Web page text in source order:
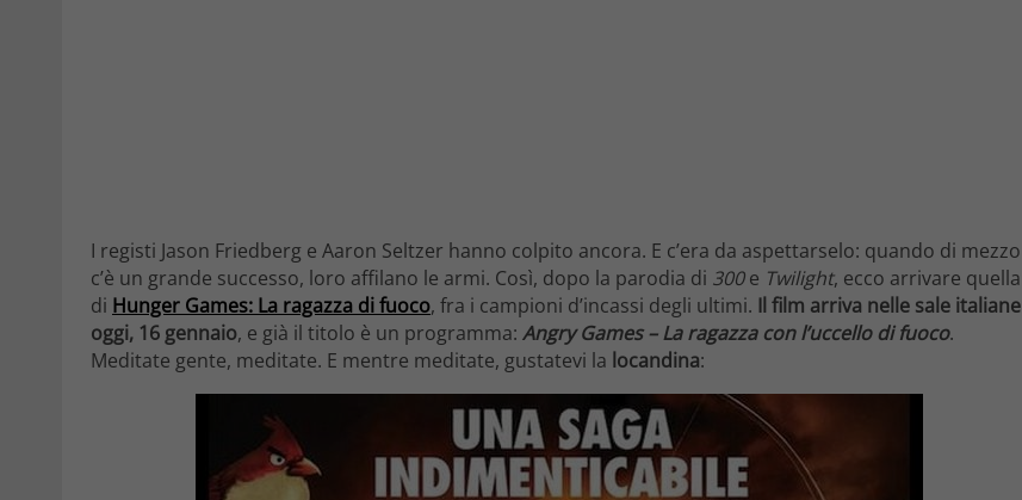
I registi Jason Friedberg e Aaron Seltzer hanno colpito ancora. E c’era da aspettarselo: quando di mezzo
c’è un grande successo, loro affilano le armi. Così, dopo la parodia di 300e Twilight, ecco arrivare quella
di Hunger Games: La ragazza di fuoco, fra i campioni d’incassi degli ultimi. Il film arriva nelle sale italiane
oggi, 16 gennaio, e già il titolo è un programma: Angry Games – La ragazza con l’uccello di fuoco.
Meditate gente, meditate. E mentre meditate, gustatevi la locandina: